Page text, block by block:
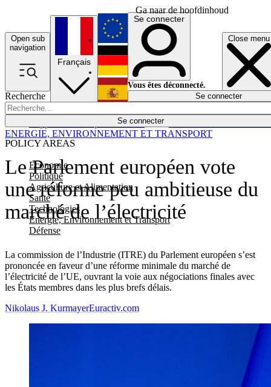
Ga naar de hoofdinhoud
Open sub
navigation
Close menu
Recherche
Se connecter
POLICY AREAS
Economie
Politique
Agriculture et Alimentation
Santé
Technologies
Energie, Environnement et Transport
Défense
Économie
Français
English
Deutsch
Español
Se connecter
Vous êtes déconnecté.
Se connecter
Le Parlement européen vote
une réforme peu ambitieuse du
marché de l’électricité
La commission de l’Industrie (ITRE) du Parlement européen s’est
prononcée en faveur d’une réforme minimale du marché de
l’électricité de l’UE, ouvrant la voie aux négociations finales avec
les États membres dans les plus brefs délais.
ENERGIE, ENVIRONNEMENT ET TRANSPORT
Nikolaus J. KurmayerEuractiv.com